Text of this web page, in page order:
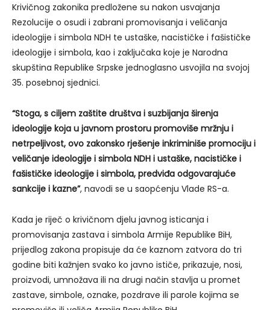
Krivičnog zakonika predložene su nakon usvajanja
Rezolucije o osudi i zabrani promovisanja i veličanja
ideologije i simbola NDH te ustaške, nacističke i fašističke
ideologije i simbola, kao i zaključaka koje je Narodna
skupština Republike Srpske jednoglasno usvojila na svojoj
35. posebnoj sjednici.
“Stoga, s ciljem zaštite društva i suzbijanja širenja
ideologije koja u javnom prostoru promoviše mržnju i
netrpeljivost, ovo zakonsko rješenje inkriminiše promociju i
veličanje ideologije i simbola NDH i ustaške, nacističke i
fašističke ideologije i simbola, predviđa odgovarajuće
sankcije i kazne”, navodi se u saopćenju Vlade RS-a.
Kada je riječ o krivičnom djelu javnog isticanja i
promovisanja zastava i simbola Armije Republike BiH,
prijedlog zakona propisuje da će kaznom zatvora do tri
godine biti kažnjen svako ko javno ističe, prikazuje, nosi,
proizvodi, umnožava ili na drugi način stavlja u promet
zastave, simbole, oznake, pozdrave ili parole kojima se